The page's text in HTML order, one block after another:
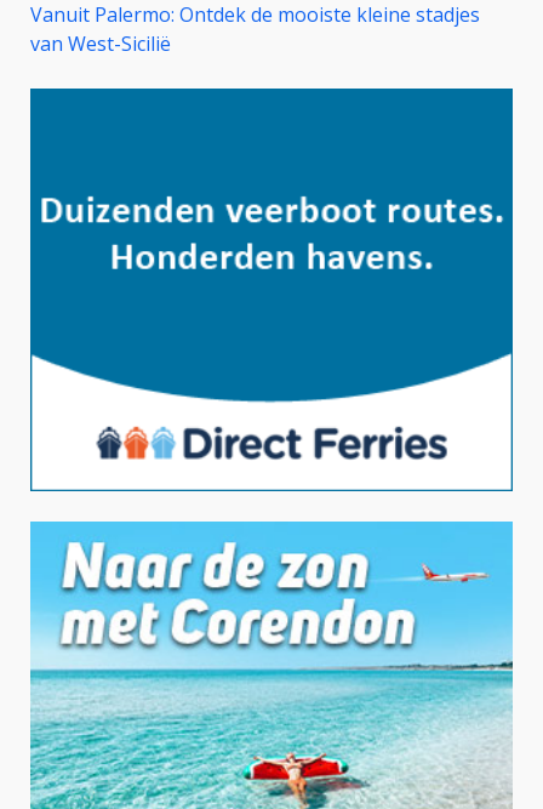
Vanuit Palermo: Ontdek de mooiste kleine stadjes
van West-Sicilië